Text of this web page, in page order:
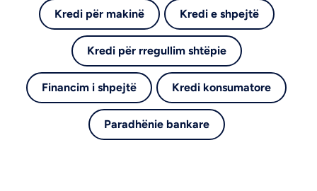
Kredi për makinë Kredi e shpejtë
Kredi për rregullim shtëpie
Financim i shpejtë Kredi konsumatore
Paradhënie bankare